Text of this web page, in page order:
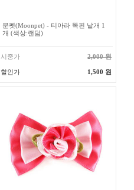
문펫(Moonpet) - 티아라 똑핀 낱개 1
개 (색상:랜덤)
시중가 2,000 원
할인가 1,500 원